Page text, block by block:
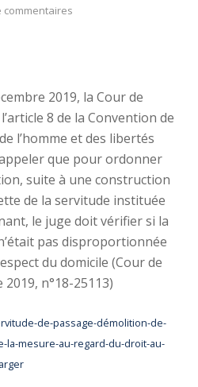
commentaires
2019, la Cour de
8 de la Convention de
l’homme et des libertés
que pour ordonner
suite à une construction
de la servitude instituée
le juge doit vérifier si la
pas disproportionnée
du domicile (Cour de
n°18-25113)
de-passage-démolition-de-
la-mesure-au-regard-du-droit-au-